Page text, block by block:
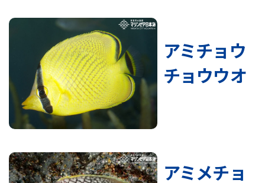
アミチョウ
チョウウオ
アミメチョ